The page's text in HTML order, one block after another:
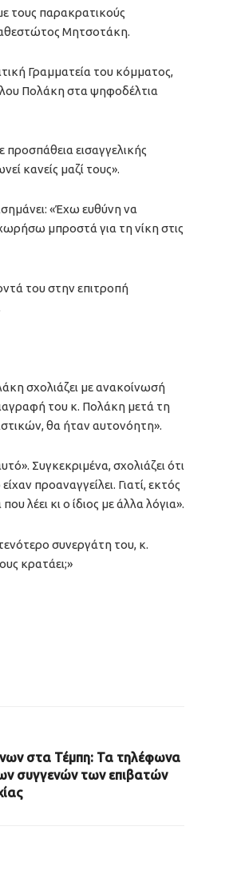
τους παρακρατικούς
Μητσοτάκη.
Γραμματεία του κόμματος,
Πολάκη στα ψηφοδέλτια
εισαγγελικής
κανείς μαζί τους».
«Έχω ευθύνη να
μπροστά για τη νίκη στις
του στην επιτροπή
σχολιάζει με ανακοίνωσή
του κ. Πολάκη μετά τη
θα ήταν αυτονόητη».
Συγκεκριμένα, σχολιάζει ότι
προαναγγείλει. Γιατί, εκτός
λέει κι ο ίδιος με άλλα λόγια».
συνεργάτη του, κ.
κρατάει;»
στα Τέμπη: Τα τηλέφωνα
συγγενών των επιβατών